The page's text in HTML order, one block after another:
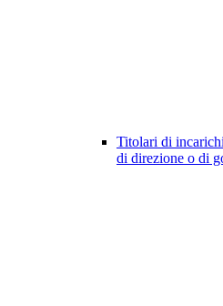
Titolari di
di direzione o di